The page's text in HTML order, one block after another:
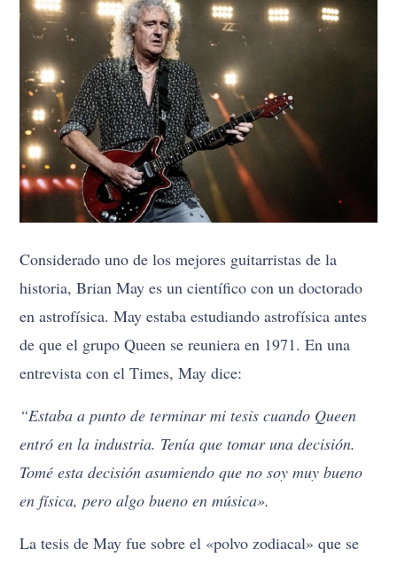
Considerado uno de los mejores guitarristas de la
historia, Brian May es un científico con un doctorado
en astrofísica. May estaba estudiando astrofísica antes
de que el grupo Queen se reuniera en 1971. En una
entrevista con el Times, May dice:
“Estaba a punto de terminar mi tesis cuando Queen
entró en la industria. Tenía que tomar una decisión.
Tomé esta decisión asumiendo que no soy muy bueno
en física, pero algo bueno en música».
La tesis de May fue sobre el «polvo zodiacal» que se